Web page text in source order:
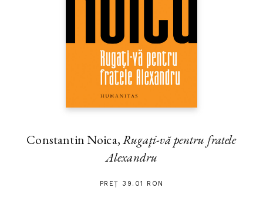
Constantin Noica,Rugaţi-vă pentru fratele
Alexandru
PREȚ 39.01 RON